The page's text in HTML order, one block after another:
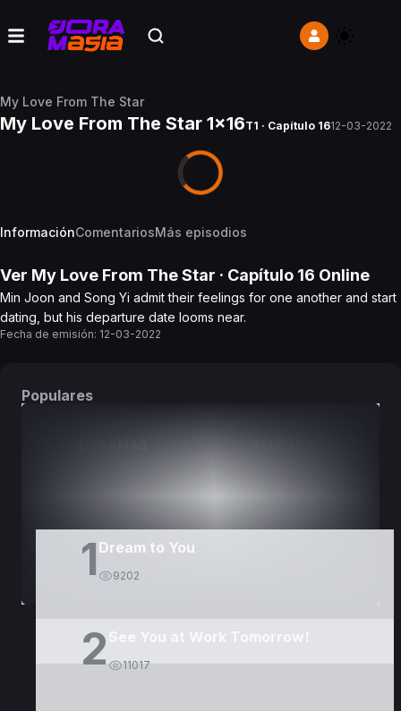
My Love From The Star
My Love From The Star 1x16T1 · Capítulo 1612-03-2022
InformaciónComentariosMás episodios
Ver My Love From The Star · Capítulo 16 Online
Min Joon and Song Yi admit their feelings for one another and start
dating, but his departure date looms near.
Fecha de emisión: 12-03-2022
Populares
1 Dream to You
9202
2 See You at Work Tomorrow!
11017